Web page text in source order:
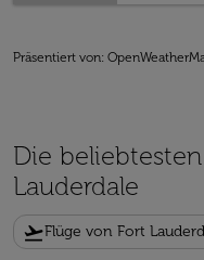
Präsentiert von:
Die
Lauderdale
flight_takeoffFlüge von Fort